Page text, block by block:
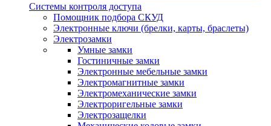
Системы контроля доступа
Помощник подбора СКУД
Электронные ключи (брелки, карты, браслеты)
Электрозамки
Умные замки
Гостиничные замки
Электронные мебельные замки
Электромагнитные замки
Электромеханические замки
Электроригельные замки
Электрозащелки